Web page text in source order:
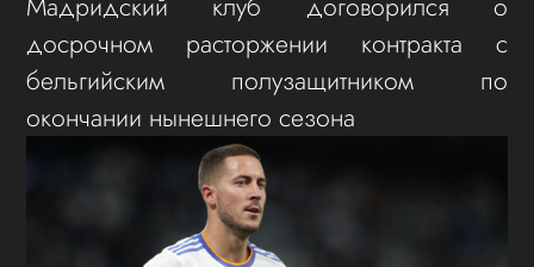
досрочном расторжении контракта с
бельгийским полузащитником по
окончании нынешнего сезона